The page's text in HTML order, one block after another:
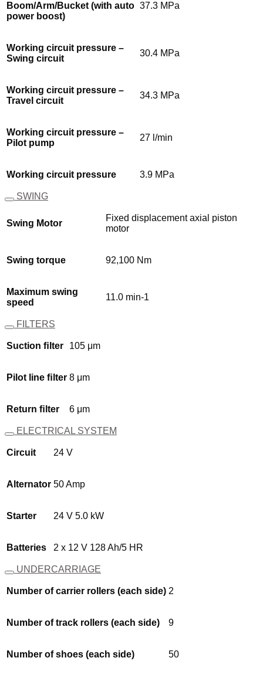
Boom/Arm/Bucket (with auto
power boost)
37.3 MPa
Working circuit pressure –
Swing circuit
30.4 MPa
Working circuit pressure –
Travel circuit
34.3 MPa
Working circuit pressure –
Pilot pump
27 l/min
Working circuit pressure 3.9 MPa
SWING
Swing Motor
Fixed displacement axial piston
motor
Swing torque 92,100 Nm
Maximum swing
speed
11.0 min-1
FILTERS
Suction ﬁlter 105 μm
Pilot line ﬁlter 8 μm
Return ﬁlter 6 μm
ELECTRICAL SYSTEM
Circuit 24 V
Alternator 50 Amp
Starter 24 V 5.0 kW
Batteries 2 x 12 V 128 Ah/5 HR
UNDERCARRIAGE
Number of carrier rollers (each side) 2
Number of track rollers (each side) 9
Number of shoes (each side) 50